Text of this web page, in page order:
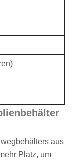
aus
Platz, um